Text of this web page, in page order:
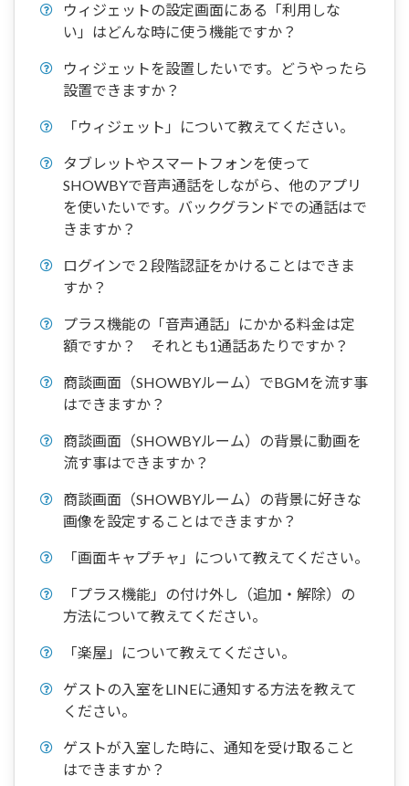
ウィジェットの設定画面にある「利用しな
い」はどんな時に使う機能ですか？
ウィジェットを設置したいです。どうやったら
設置できますか？
「ウィジェット」について教えてください。
タブレットやスマートフォンを使って
SHOWBYで音声通話をしながら、他のアプリ
を使いたいです。バックグランドでの通話はで
きますか？
ログインで２段階認証をかけることはできま
すか？
プラス機能の「音声通話」にかかる料金は定
額ですか？ それとも1通話あたりですか？
商談画面（SHOWBYルーム）でBGMを流す事
はできますか？
商談画面（SHOWBYルーム）の背景に動画を
流す事はできますか？
商談画面（SHOWBYルーム）の背景に好きな
画像を設定することはできますか？
「画面キャプチャ」について教えてください。
「プラス機能」の付け外し（追加・解除）の
方法について教えてください。
「楽屋」について教えてください。
ゲストの入室をLINEに通知する方法を教えて
ください。
ゲストが入室した時に、通知を受け取ること
はできますか？